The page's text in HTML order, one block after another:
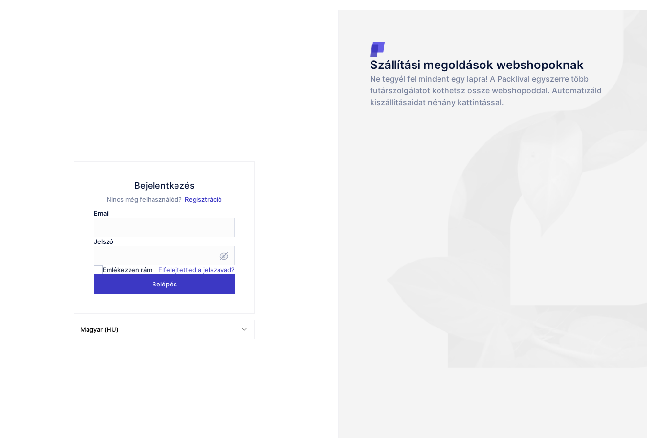
Bejelentkezés
Nincs még felhasználód? Regisztráció
Email
Jelszó
Emlékezzen rám
Elfelejtetted a jelszavad?
Belépés
Magyar (HU)
Szállítási megoldások webshopoknak
Ne tegyél fel mindent egy lapra! A Packlival egyszerre több
futárszolgálatot köthetsz össze webshopoddal. Automatizáld
kiszállításaidat néhány kattintással.